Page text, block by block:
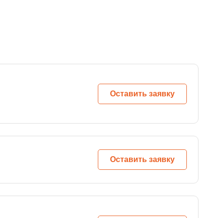
Оставить заявку
Оставить заявку